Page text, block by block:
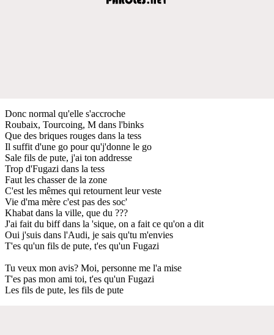
Donc normal qu'elle s'accroche
Roubaix, Tourcoing, M dans l'binks
Que des briques rouges dans la tess
Il suffit d'une go pour qu'j'donne le go
Sale fils de pute, j'ai ton addresse
Trop d'Fugazi dans la tess
Faut les chasser de la zone
C'est les mêmes qui retournent leur veste
Vie d'ma mère c'est pas des soc'
Khabat dans la ville, que du ???
J'ai fait du biff dans la 'sique, on a fait ce qu'on a dit
Oui j'suis dans l'Audi, je sais qu'tu m'envies
T'es qu'un fils de pute, t'es qu'un Fugazi
Tu veux mon avis? Moi, personne me l'a mise
T'es pas mon ami toi, t'es qu'un Fugazi
Les fils de pute, les fils de pute